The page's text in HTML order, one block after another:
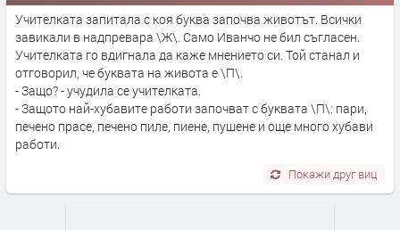
Учителката запитала с коя буква започва животът. Всички
завикали в надпревара \Ж\. Само Иванчо не бил съгласен.
Учителката го вдигнала да каже мнението си. Той станал и
отговорил, че буквата на живота е \П\.
- Защо? - учудила се учителката.
- Защото най-хубавите работи започват с буквата \П\: пари,
печено прасе, печено пиле, пиене, пушене и още много хубави
работи.
Покажи друг виц